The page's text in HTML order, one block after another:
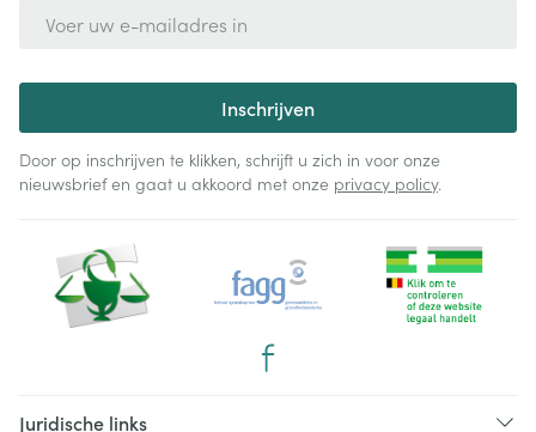
Inschrijven
Door op inschrijven te klikken, schrijft u zich in voor onze
nieuwsbrief en gaat u akkoord met onze privacy policy.
Juridische links